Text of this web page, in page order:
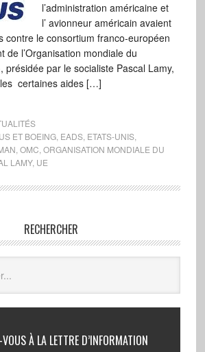
l’administration américaine et
l’ avionneur américain avaient
contre le consortium franco-européen
de l’Organisation mondiale du
présidée par le socialiste Pascal Lamy,
certaines aides […]
ET BOEING, EADS, ETATS-UNIS,
OMC ORGANISATION MONDIALE DU
LAMY, UE
RECHERCHER
À LA LETTRE D’INFORMATION